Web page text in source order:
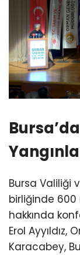
Bursa Valiliği
birliğinde 600
hakkında
Erol Ayyıldız,
Karacabey,